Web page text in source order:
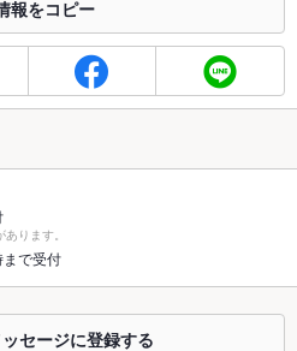
時100人)
報をコピー
ります。
まで受付
セージに登録する